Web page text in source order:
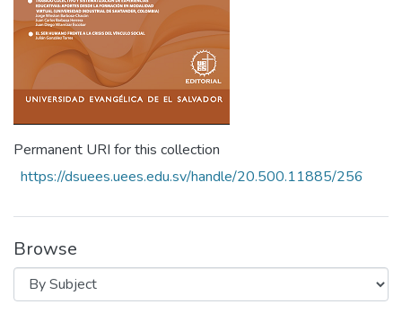
Permanent URI for this collection
https://dsuees.uees.edu.sv/handle/20.500.11885/256
Browse